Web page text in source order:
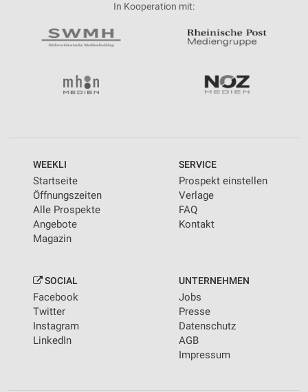
In Kooperation mit:
WEEKLI
Startseite
Öffnungszeiten
Alle Prospekte
Angebote
Magazin
SERVICE
Prospekt einstellen
Verlage
FAQ
Kontakt
SOCIAL
Facebook
Twitter
Instagram
LinkedIn
UNTERNEHMEN
Jobs
Presse
Datenschutz
AGB
Impressum